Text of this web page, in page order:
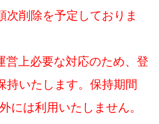
次削除を予定しておりま
営上必要な対応のため、登
持いたします。保持期間
には利用いたしません。